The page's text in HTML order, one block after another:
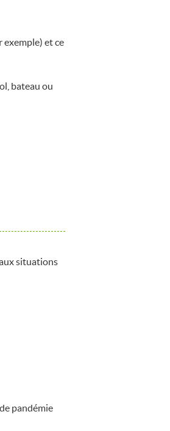
exemple) et ce
bateau ou
situations
pandémie